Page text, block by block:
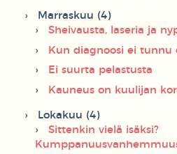
Marraskuu (4)
Sheivausta, laseria ja
Kun diagnoosi ei tunnu
Ei suurta pelastusta
Kauneus on kuulijan
Lokakuu (4)
Sittenkin vielä isäksi?